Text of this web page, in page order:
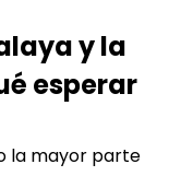
y la
esperar
la mayor parte